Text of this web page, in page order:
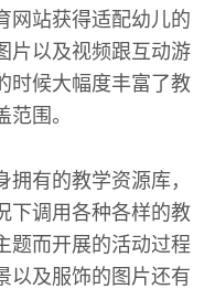
网站获得适配幼儿的
片以及视频跟互动游
时候大幅度丰富了教
围。
有的教学资源库，
下调用各种各样的教
题而开展的活动过程
以及服饰的图片还有